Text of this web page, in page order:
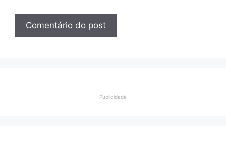
Publicidade